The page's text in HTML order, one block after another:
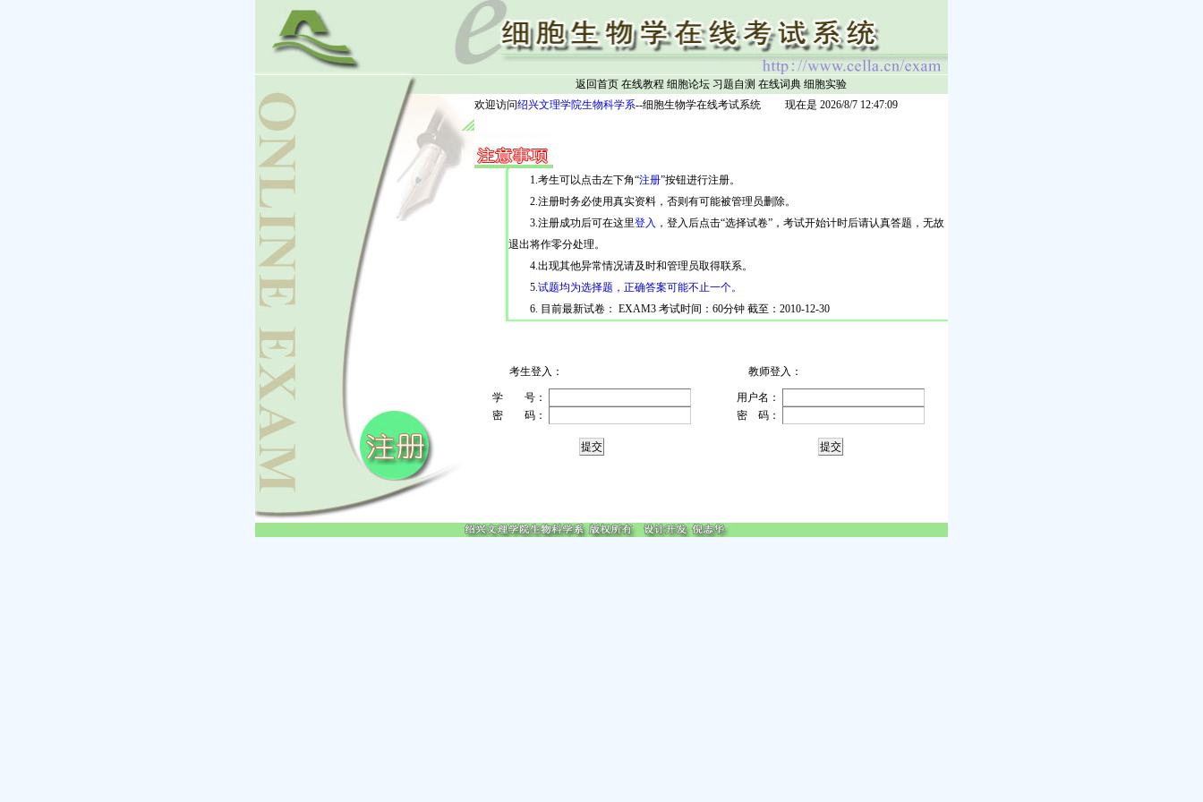
返回首页 在线教程 细胞论坛 习题自测 在线词典 细胞实验
欢迎访问绍兴文理学院生物科学系--细胞生物学在线考试系统 现在是 2026/8/7 12:47:09
1.考生可以点击左下角“注册”按钮进行注册。
2.注册时务必使用真实资料，否则有可能被管理员删除。
3.注册成功后可在这里登入 ，登入后点击“选择试卷”，考试开始计时后请认真答题，无故
退出将作零分处理。
4.出现其他异常情况请及时和管理员取得联系。
5.试题均为选择题，正确答案可能不止一个。
6. 目前最新试卷： EXAM3 考试时间：60分钟 截至：2010-12-30
考生登入： 教师登入：
学 号：
密 码：
用户名：
密 码：